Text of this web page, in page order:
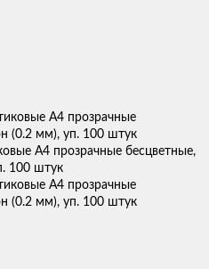
A4 прозрачные бесцветные,
100 штук